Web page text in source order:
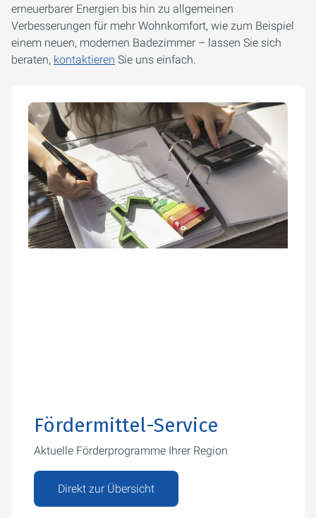
erneuerbarer Energien bis hin zu allgemeinen
Verbesserungen für mehr Wohnkomfort, wie zum Beispiel
einem neuen, modernen Badezimmer – lassen Sie sich
beraten, kontaktieren Sie uns einfach.
Fördermittel-Service
Aktuelle Förderprogramme Ihrer Region
Direkt zur Übersicht